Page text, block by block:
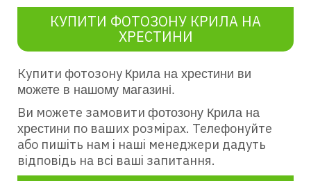
КУПИТИ ФОТОЗОНУ КРИЛА НА
ХРЕСТИНИ
Купити фотозону Крила на хрестини ви
можете в нашому магазині.
Ви можете замовити фотозону Крила на
хрестини по ваших розмірах. Телефонуйте
або пишіть нам і наші менеджери дадуть
відповідь на всі ваші запитання.